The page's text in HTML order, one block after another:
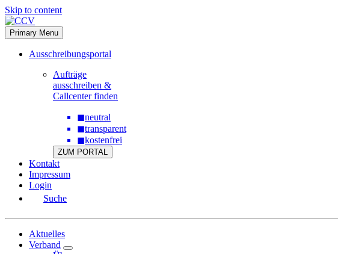
Skip to content
Primary Menu
Ausschreibungsportal
Aufträge
ausschreiben &
Callcenter finden
◼neutral
◼transparent
◼kostenfrei
ZUM PORTAL
Kontakt
Impressum
Login
Suche
Aktuelles
Verband